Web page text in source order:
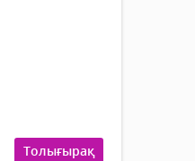
Толығырақ